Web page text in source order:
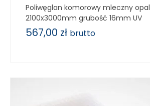
Poliwęglan komorowy mleczny opal
2100x3000mm grubość 16mm UV
567,00 zł brutto